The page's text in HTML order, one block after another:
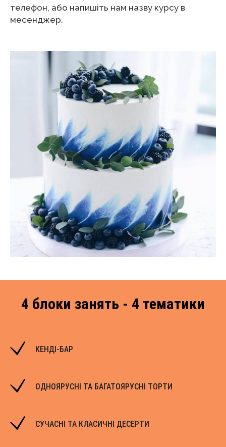
телефон, або напишіть нам назву курсу в
месенджер.
4 блоки занять - 4 тематики
КЕНДІ-БАР
ОДНОЯРУСНІ ТА БАГАТОЯРУСНІ ТОРТИ
СУЧАСНІ ТА КЛАСИЧНІ ДЕСЕРТИ